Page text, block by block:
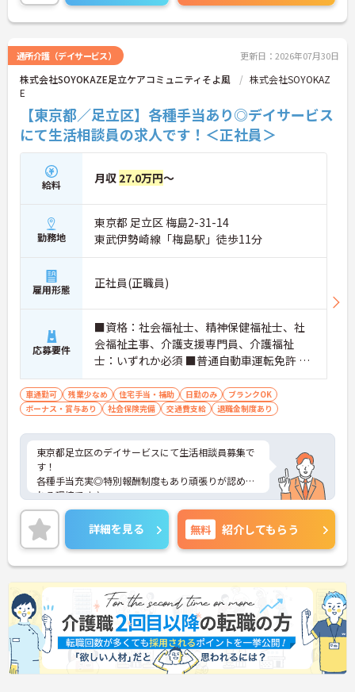
い！
通所介護（デイサービス） 更新日：2026年07月30日
株式会社SOYOKAZE足立ケアコミュニティそよ風
株式会社SOYOKAZ
E
【東京都／足立区】各種手当あり◎デイサービス
にて生活相談員の求人です！＜正社員＞
給料 月収 27.0万円～
勤務地
東京都 足立区 梅島2-31-14
東武伊勢崎線「梅島駅」徒歩11分
雇用形態 正社員(正職員)
応募要件
■資格：社会福祉士、精神保健福祉士、社
会福祉主事、介護支援専門員、介護福祉
士：いずれか必須 ■普通自動車運転免許 ■
経験：必須 ■ブランク可
車通勤可 残業少なめ 住宅手当・補助 日勤のみ
ブランクOK
ボーナス・賞与あり
社会保険完備 交通費支給 退職金制度あり
東京都足立区のデイサービスにて生活相談員募集で
す！
各種手当充実◎特別報酬制度もあり頑張りが認めら
れる環境です♪
ご興味のある方には、面接対策ポイントなどさらに
詳細をお話いたしますので、お気軽にご相談くださ
い。
詳細を見る 無料 紹介してもらう